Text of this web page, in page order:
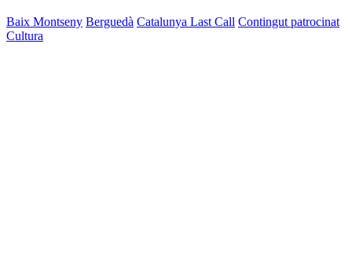
Baix Montseny Berguedà Catalunya Last Call Contingut patrocinat
Cultura